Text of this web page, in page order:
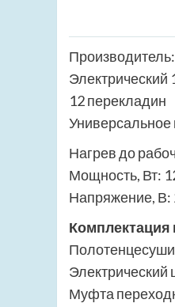
Электрический
12 перекладин
Нагрев до
Мощность, Вт:
Напряжение, В:
Комплектация
Электрический
Муфта